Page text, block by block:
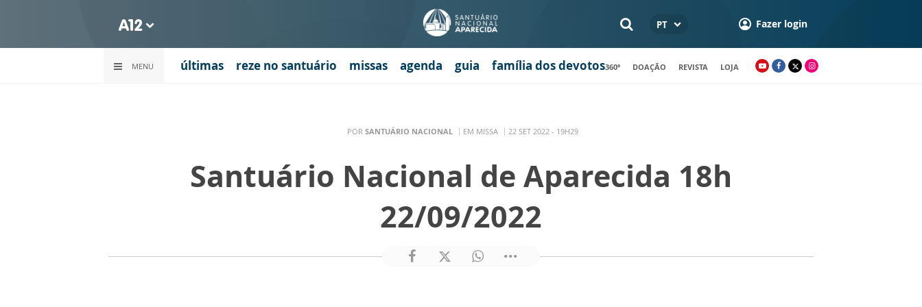
PT Fazer login
MENU últimas reze no santuário missas agenda guia família dos devotos360º DOAÇÃO REVISTA LOJA
POR SANTUÁRIO NACIONAL EM MISSA 22 SET 2022 - 19H29
Santuário Nacional de Aparecida 18h
22/09/2022